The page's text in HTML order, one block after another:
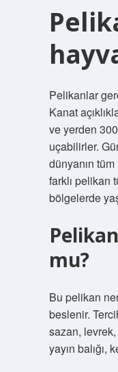
Pelikanlar
Kanat
ve yerden
uçabilirler.
dünyanın
farklı pelikan
bölgelerde
mu?
Bu pelikan
beslenir.
sazan, levrek,
yayın balığı,